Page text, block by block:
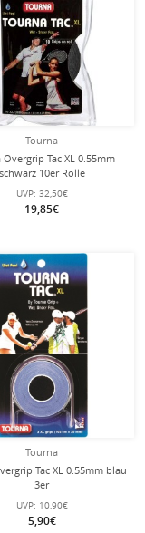
Tourna
Overgrip Tac XL 0.55mm
schwarz 10er Rolle
UVP: 32,50€
19,85€
Tourna
Tac XL 0.55mm blau
3er
UVP: 10,90€
5,90€